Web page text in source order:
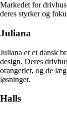
Markedet for
deres styrker og
Juliana
Juliana er et dansk
design. Deres
orangerier, og de
løsninger.
Halls